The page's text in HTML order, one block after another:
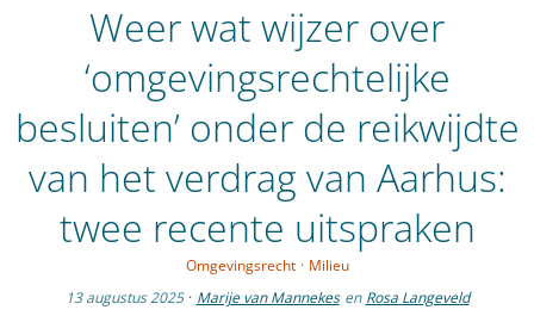
Weer wat wijzer over
‘omgevingsrechtelijke
besluiten’ onder de reikwijdte
van het verdrag van Aarhus:
twee recente uitspraken
Omgevingsrecht · Milieu
13 augustus 2025 · Marije van Mannekes en Rosa Langeveld